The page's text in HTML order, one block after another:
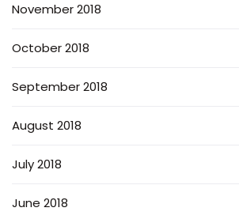
November 2018
October 2018
September 2018
August 2018
July 2018
June 2018